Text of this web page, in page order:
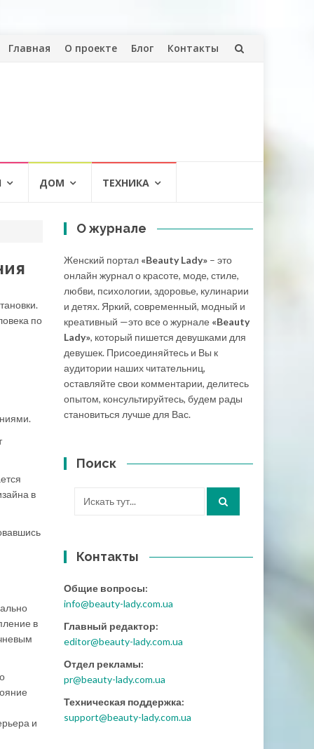
Перейти
Главная О проекте Блог Контакты
ДОМ ТЕХНИКА
по
в
в
и
О журнале
Женский портал «Beauty Lady» – это
онлайн журнал о красоте, моде, стиле,
любви, психологии, здоровье, кулинарии
и детях. Яркий, современный, модный и
креативный —это все о журнале «Beauty
Lady», который пишется девушками для
девушек. Присоединяйтесь и Вы к
аудитории наших читательниц,
оставляйте свои комментарии, делитесь
опытом, консультируйтесь, будем рады
становиться лучше для Вас.
Поиск
Контакты
Общие вопросы:
info@beauty-lady.com.ua
Главный редактор:
editor@beauty-lady.com.ua
Отдел рекламы:
pr@beauty-lady.com.ua
Техническая поддержка:
support@beauty-lady.com.ua